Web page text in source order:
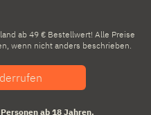
ab 49 € Bestellwert! Alle Preise
, wenn nicht anders beschrieben.
ab 18 Jahren.